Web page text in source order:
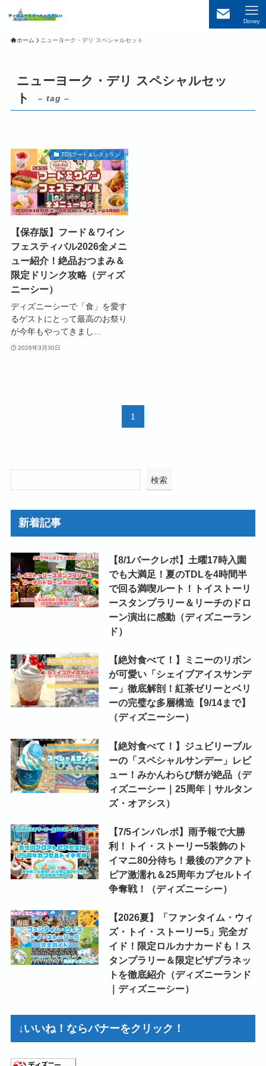
Disney
ホーム ニューヨーク・デリ スペシャルセット
ニューヨーク・デリ スペシャルセッ
ト
– tag –
TDSフード＆レストラン
【保存版】フード＆ワイン
フェスティバル2026全メニ
ュー紹介！絶品おつまみ＆
限定ドリンク攻略（ディズ
ニーシー）
ディズニーシーで「食」を愛す
るゲストにとって最高のお祭り
が今年もやってきまし...
2026年3月30日
1
検索
新着記事
【8/1パークレポ】土曜17時入園
でも大満足！夏のTDLを4時間半
で回る満喫ルート！トイストーリ
ースタンプラリー＆リーチのドロ
ーン演出に感動（ディズニーラン
ド）
【絶対食べて！】ミニーのリボン
が可愛い「シェイブアイスサンデ
ー」徹底解剖！紅茶ゼリーとベリ
ーの完璧な多層構造【9/14まで】
（ディズニーシー）
【絶対食べて！】ジュビリーブル
ーの「スペシャルサンデー」レビ
ュー！みかんわらび餅が絶品（デ
ィズニーシー｜25周年｜サルタン
ズ・オアシス）
【7/5インパレポ】雨予報で大勝
利！トイ・ストーリー5装飾のト
イマニ80分待ち！最後のアクアト
ピア激濡れ＆25周年カプセルトイ
争奪戦！（ディズニーシー）
【2026夏】「ファンタイム・ウィ
ズ・トイ・ストーリー5」完全ガ
イド！限定ロルカナカードも！ス
タンプラリー＆限定ピザプラネッ
トを徹底紹介（ディズニーランド
｜ディズニーシー）
↓いいね！ならバナーをクリック！